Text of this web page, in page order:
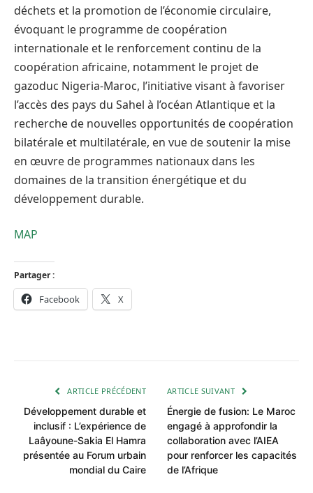
déchets et la promotion de l’économie circulaire,
évoquant le programme de coopération
internationale et le renforcement continu de la
coopération africaine, notamment le projet de
gazoduc Nigeria-Maroc, l’initiative visant à favoriser
l’accès des pays du Sahel à l’océan Atlantique et la
recherche de nouvelles opportunités de coopération
bilatérale et multilatérale, en vue de soutenir la mise
en œuvre de programmes nationaux dans les
domaines de la transition énergétique et du
développement durable.
MAP
Partager :
Facebook X
ARTICLE PRÉCÉDENT
Développement durable et
inclusif : L’expérience de
Laâyoune-Sakia El Hamra
présentée au Forum urbain
mondial du Caire
ARTICLE SUIVANT
Énergie de fusion: Le Maroc
engagé à approfondir la
collaboration avec l’AIEA
pour renforcer les capacités
de l’Afrique